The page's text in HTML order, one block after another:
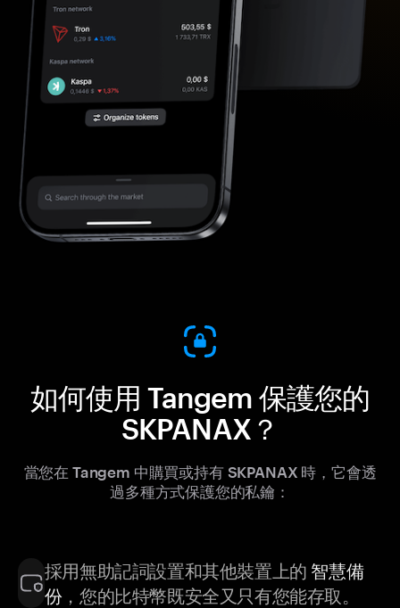
如何使用 Tangem 保護您的
SKPANAX？
當您在 Tangem 中購買或持有 SKPANAX 時，它會透
過多種方式保護您的私鑰：
採用無助記詞設置和其他裝置上的 智慧備
份，您的比特幣既安全又只有您能存取。